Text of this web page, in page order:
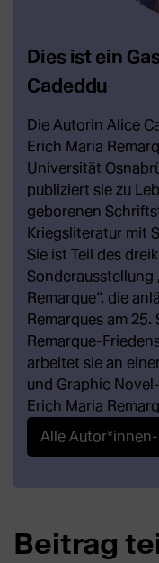
Dies ist ein
Cadeddu
Die Autorin Alice
Erich Maria
Universität
publiziert sie zu
geborenen
Kriegsliteratur mit
Sie ist Teil des
Sonderausstellung
Remarque“, die
Remarques am
Remarque-
arbeitet sie an
und Graphic
Erich Maria
Alle
Beitrag